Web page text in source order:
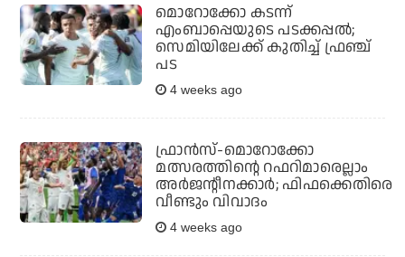
മൊറോക്കോ കടന്ന്
എംബാപ്പെയുടെ പടക്കപ്പൽ;
സെമിയിലേക്ക് കുതിച്ച് ഫ്രഞ്ച്
പട
4 weeks ago
ഫ്രാന്‍സ്-മൊറോക്കോ
മത്സരത്തിന്റെ റഫറിമാരെല്ലാം
അര്‍ജന്റീനക്കാര്‍; ഫിഫക്കെതിരെ
വീണ്ടും വിവാദം
4 weeks ago